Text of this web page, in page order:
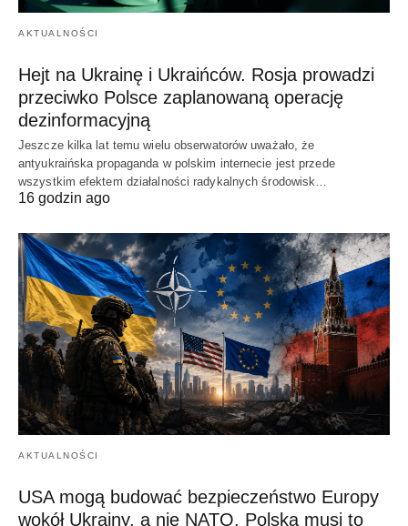
AKTUALNOŚCI
Hejt na Ukrainę i Ukraińców. Rosja prowadzi
przeciwko Polsce zaplanowaną operację
dezinformacyjną
Jeszcze kilka lat temu wielu obserwatorów uważało, że
antyukraińska propaganda w polskim internecie jest przede
wszystkim efektem działalności radykalnych środowisk…
16 godzin ago
AKTUALNOŚCI
USA mogą budować bezpieczeństwo Europy
wokół Ukrainy, a nie NATO. Polska musi to